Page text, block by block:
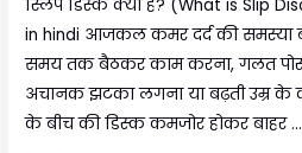
स्लिप डिस्क क्या है? (What is Slip
in hindi आजकल कमर दर्द की समस्या
समय तक बैठकर काम करना, गलत
अचानक झटका लगना या बढ़ती उम्र के
के बीच की डिस्क कमजोर होकर बाहर …